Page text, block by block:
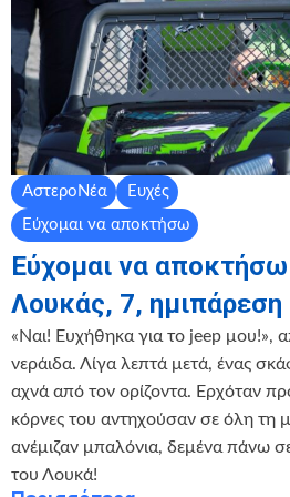
ΑστεροΝέα
Ευχές
Εύχομαι να αποκτήσω
Εύχομαι να
Λουκάς, 7, ημιπάρεση
«Ναι! Ευχήθηκα για το jeep μου!»,
νεράιδα. Λίγα λεπτά μετά, ένας
αχνά από τον ορίζοντα. Ερχόταν
κόρνες του αντηχούσαν σε όλη τη
ανέμιζαν μπαλόνια, δεμένα πάνω
του Λουκά!